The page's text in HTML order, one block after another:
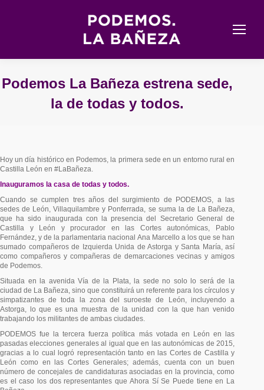
Podemos La Bañeza estrena sede,
la de todas y todos.
Hoy un día histórico en Podemos, la primera sede en un entorno rural en
Castilla León en #LaBañeza.
Inauguramos la casa de todas y todos.
Cuando se cumplen tres años del surgimiento de PODEMOS, a las
sedes de León, Villaquilambre y Ponferrada, se suma la de La Bañeza,
que ha sido inaugurada con la presencia del Secretario General de
Castilla y León y procurador en las Cortes autonómicas, Pablo
Fernández, y de la parlamentaria nacional Ana Marcello a los que se han
sumado compañeros de Izquierda Unida de Astorga y Santa María, así
como compañeros y compañeras de demarcaciones vecinas y amigos
de Podemos.
Situada en la avenida Vía de la Plata, la sede no solo lo será de la
ciudad de La Bañeza, sino que constituirá un referente para los círculos y
simpatizantes de toda la zona del suroeste de León, incluyendo a
Astorga, lo que es una muestra de la unidad con la que han venido
trabajando los militantes de ambas ciudades.
PODEMOS fue la tercera fuerza política más votada en León en las
pasadas elecciones generales al igual que en las autonómicas de 2015,
gracias a lo cual logró representación tanto en las Cortes de Castilla y
León como en las Cortes Generales; además, cuenta con un buen
número de concejales de candidaturas asociadas en la provincia, como
es el caso los dos representantes que Ahora Sí Se Puede tiene en La